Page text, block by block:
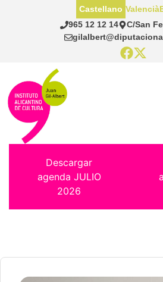
965 12 12 14
C/San
Castellano Valencià
Descargar
agenda JULIO
2026